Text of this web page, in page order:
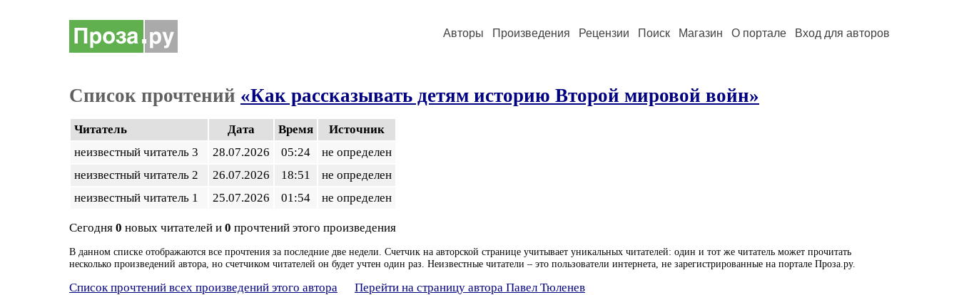
Авторы Произведения Рецензии Поиск Магазин О портале Вход для авторов
Список прочтений «Как рассказывать детям историю Второй мировой войн»
Читатель Дата Время
Источник
неизвестный читатель 3
28.07.2026 05:24
не определен
неизвестный читатель 2
26.07.2026 18:51
не определен
неизвестный читатель 1
25.07.2026 01:54 не определен
Сегодня 0 новых читателей и 0 прочтений этого произведения
В данном списке отображаются все прочтения за последние две недели. Счетчик на авторской странице учитывает уникальных читателей: один и тот же читатель может прочитать
несколько произведений автора, но счетчиком читателей он будет учтен один раз. Неизвестные читатели – это пользователи интернета, не зарегистрированные на портале Проза.ру.
Список прочтений всех произведений этого автора Перейти на страницу автора Павел Тюленев